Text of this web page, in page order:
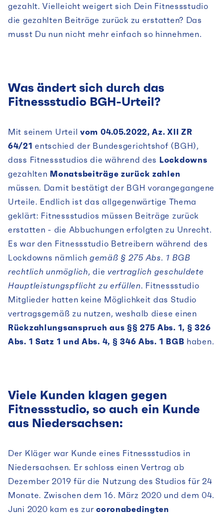
gezahlt. Vielleicht weigert sich Dein Fitnessstudio
die gezahlten Beiträge zurück zu erstatten? Das
musst Du nun nicht mehr einfach so hinnehmen.
Was ändert sich durch das
Fitnessstudio BGH-Urteil?
Mit seinem Urteil vom 04.05.2022, Az. XII ZR
64/21 entschied der Bundesgerichtshof (BGH),
dass Fitnessstudios die während des Lockdowns
gezahlten Monatsbeiträge zurück zahlen
müssen. Damit bestätigt der BGH vorangegangene
Urteile. Endlich ist das allgegenwärtige Thema
geklärt: Fitnessstudios müssen Beiträge zurück
erstatten - die Abbuchungen erfolgten zu Unrecht.
Es war den Fitnessstudio Betreibern während des
Lockdowns nämlich gemäß § 275 Abs. 1 BGB
rechtlich unmöglich, die vertraglich geschuldete
Hauptleistungspflicht zu erfüllen. Fitnessstudio
Mitglieder hatten keine Möglichkeit das Studio
vertragsgemäß zu nutzen, weshalb diese einen
Rückzahlungsanspruch aus §§ 275 Abs. 1, § 326
Abs. 1 Satz 1 und Abs. 4, § 346 Abs. 1 BGB haben.
Viele Kunden klagen gegen
Fitnessstudio, so auch ein Kunde
aus Niedersachsen:
Der Kläger war Kunde eines Fitnessstudios in
Niedersachsen. Er schloss einen Vertrag ab
Dezember 2019 für die Nutzung des Studios für 24
Monate. Zwischen dem 16. März 2020 und dem 04.
Juni 2020 kam es zurcoronabedingten